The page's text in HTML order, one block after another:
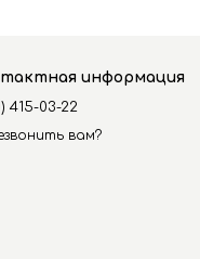
информация
415-03-22
вам?